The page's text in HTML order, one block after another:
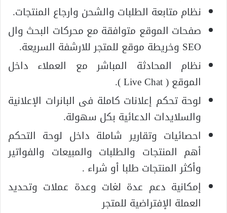
نظام متابعة الطلبات والشحن وارجاع المنتجات.
صفحات الموقع متوافقة مع محركات البحث وال
SEO وخريطة موقع للمتجر للارشفة السريعة.
نظام المحادثة المباشر مع العملاء داخل
الموقع ( Live Chat ).
لوحة تحكم إعلانات كاملة فى البانرات الإعلانية
والسلايدات الدعائية بكل سهولة.
احصائيات وتقارير شاملة داخل لوحة التحكم
أهم المنتجات والطلبات والمبيعات والفواتير
وأكثر المنتجات طلبا أو شراء .
إمكانية دعم عدة لغات وعدة عملات وتحديد
العملة الإفتراضية للمتجر